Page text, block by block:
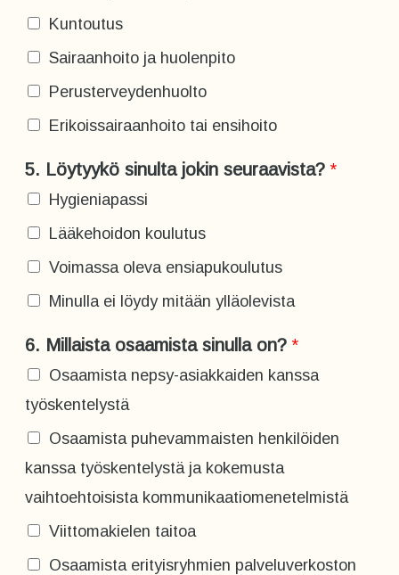
Kuntoutus
Sairaanhoito ja huolenpito
Perusterveydenhuolto
Erikoissairaanhoito tai ensihoito
5. Löytyykö sinulta jokin seuraavista? *
Hygieniapassi
Lääkehoidon koulutus
Voimassa oleva ensiapukoulutus
Minulla ei löydy mitään ylläolevista
6. Millaista osaamista sinulla on? *
Osaamista nepsy-asiakkaiden kanssa
työskentelystä
Osaamista puhevammaisten henkilöiden
kanssa työskentelystä ja kokemusta
vaihtoehtoisista kommunikaatiomenetelmistä
Viittomakielen taitoa
Osaamista erityisryhmien palveluverkoston